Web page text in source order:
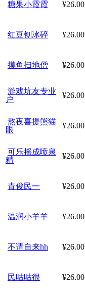
糖果小霞霞 ¥26.00
红豆刨冰碎 ¥26.00
摸鱼扫地僧 ¥26.00
游戏坑友专业
户
¥26.00
熬夜喜提熊猫
眼
¥26.00
可乐摇成喷泉
精
¥26.00
青俊民一 ¥26.00
温润小羊羊 ¥26.00
不请自来hh ¥26.00
民咕咕很 ¥26.00